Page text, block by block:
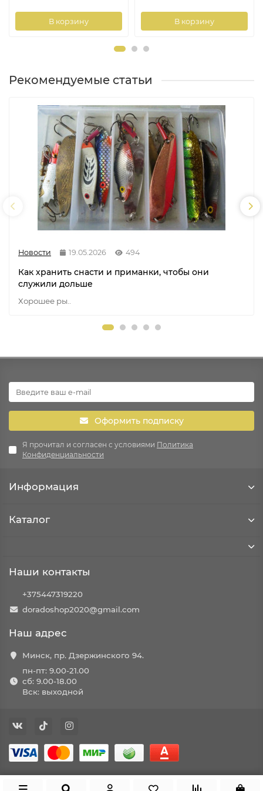
В корзину В корзину
Рекомендуемые статьи
Новости 19.05.2026 494
Как хранить снасти и приманки, чтобы они
служили дольше
Хорошее ры..
Оформить подписку
Я прочитал и согласен с условиями Политика
Конфиденциальности
Информация
Каталог
Наши контакты
+375447319220
doradoshop2020@gmail.com
Наш адрес
Минск, пр. Дзержинского 94.
пн-пт: 9.00-21.00
сб: 9.00-18.00
Вск: выходной